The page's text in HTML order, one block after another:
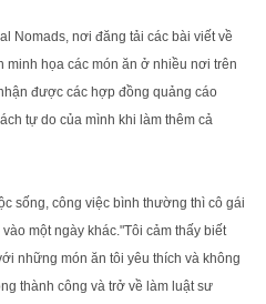
Nomads, nơi đăng tải các bài viết về
minh họa các món ăn ở nhiều nơi trên
được các hợp đồng quảng cáo
tự do của mình khi làm thêm cả
sống, công việc bình thường thì cô gái
một ngày khác."Tôi cảm thấy biết
những món ăn tôi yêu thích và không
thành công và trở về làm luật sư